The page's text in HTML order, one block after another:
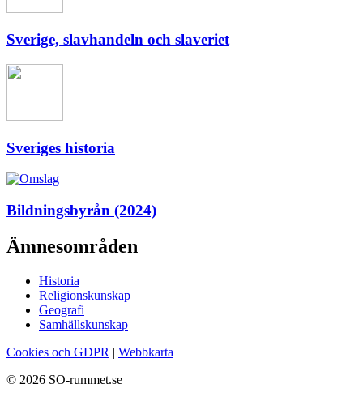
Sverige, slavhandeln och slaveriet
Sveriges historia
Bildningsbyrån (2024)
Ämnesområden
Historia
Religionskunskap
Geografi
Samhällskunskap
Cookies och GDPR | Webbkarta
© 2026 SO-rummet.se